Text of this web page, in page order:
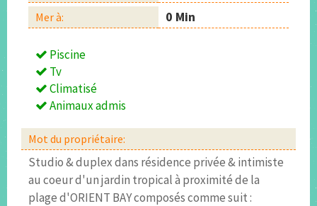
Mer à: 0 Min
Piscine
Tv
Climatisé
Animaux admis
Mot du propriétaire:
Studio & duplex dans résidence privée & intimiste
au coeur d'un jardin tropical à proximité de la
plage d'ORIENT BAY composés comme suit :